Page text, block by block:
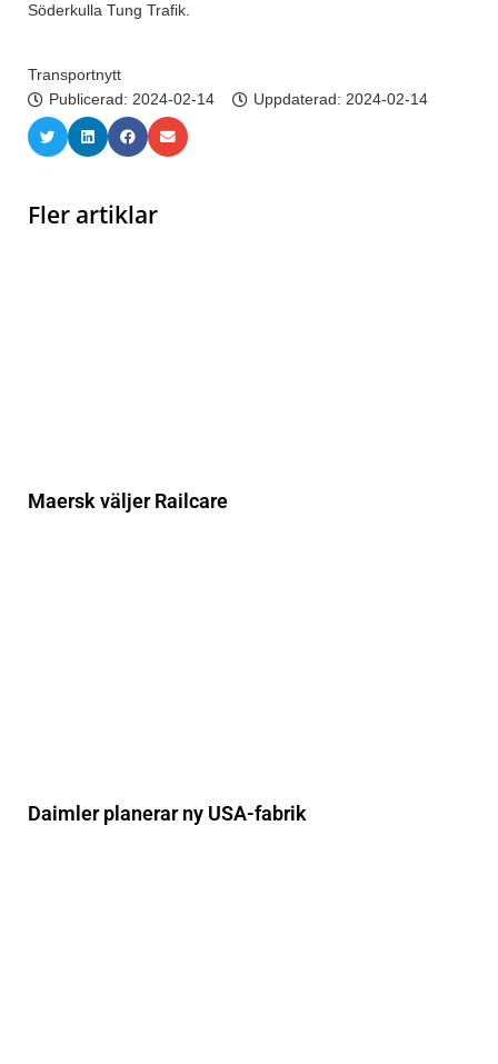
Söderkulla Tung Trafik.
Transportnytt
Publicerad: 2024-02-14 Uppdaterad: 2024-02-14
Fler artiklar
Maersk väljer Railcare
Daimler planerar ny USA-fabrik